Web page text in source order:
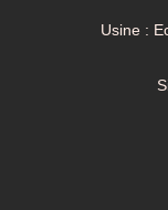
Usine :